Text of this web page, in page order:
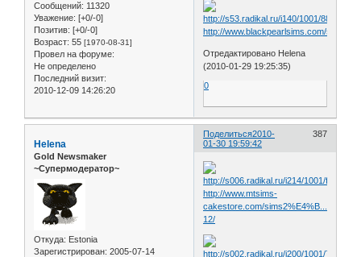
Сообщений: 11320
Уважение: [+0/-0]
Позитив: [+0/-0]
Возраст: 55 [1970-08-31]
Провел на форуме:
Не определено
Последний визит:
2010-12-09 14:26:20
http://www.blackpearlsims.com/
Отредактировано Helena
(2010-01-29 19:25:35)
0
Поделиться 387
2010-
01-30 19:59:42
Helena
Gold Newsmaker
~Супермодератор~
Откуда: Estonia
Зарегистрирован: 2005-07-14
http://www.mtsims-
cakestore.com/
12/